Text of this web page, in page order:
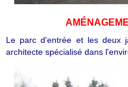
Le parc d'entrée et les deux
architecte spécialisé dans